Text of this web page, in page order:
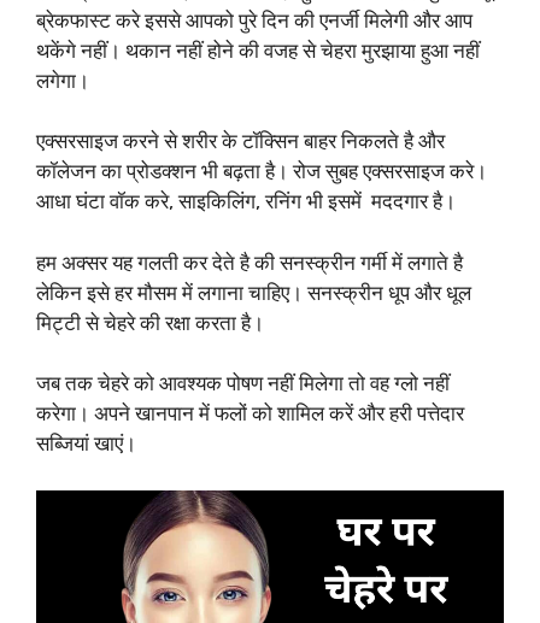
ब्रेकफास्ट करे इससे आपको पुरे दिन की एनर्जी मिलेगी और आप
थकेंगे नहीं। थकान नहीं होने की वजह से चेहरा मुरझाया हुआ नहीं
लगेगा।
एक्सरसाइज करने से शरीर के टॉक्सिन बाहर निकलते है और
कॉलेजन का प्रोडक्शन भी बढ़ता है। रोज सुबह एक्सरसाइज करे।
आधा घंटा वॉक करे, साइकिलिंग, रनिंग भी इसमें मददगार है।
हम अक्सर यह गलती कर देते है की सनस्क्रीन गर्मी में लगाते है
लेकिन इसे हर मौसम में लगाना चाहिए। सनस्क्रीन धूप और धूल
मिट्टी से चेहरे की रक्षा करता है।
जब तक चेहरे को आवश्यक पोषण नहीं मिलेगा तो वह ग्लो नहीं
करेगा। अपने खानपान में फलों को शामिल करें और हरी पत्तेदार
सब्जियां खाएं।